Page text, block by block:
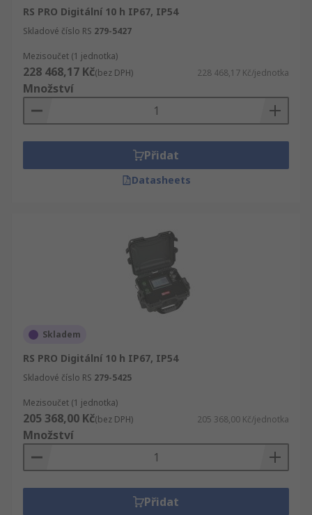
RS PRO Digitální 10 h IP67, IP54
Skladové číslo RS 279-5427
Mezisoučet (1 jednotka)
228 468,17 Kč(bez DPH) 228 468,17 Kč/jednotka
Množství
Přidat
Datasheets
Skladem
RS PRO Digitální 10 h IP67, IP54
Skladové číslo RS 279-5425
Mezisoučet (1 jednotka)
205 368,00 Kč(bez DPH) 205 368,00 Kč/jednotka
Množství
Přidat